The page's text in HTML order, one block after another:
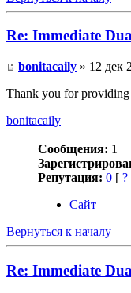
Re: Immediate
bonitacaily » 12 дек
Thank you for
bonitacaily
Сообщения: 1
Репутация: 0 [ ?
Сайт
Вернуться к началу
Re: Immediate